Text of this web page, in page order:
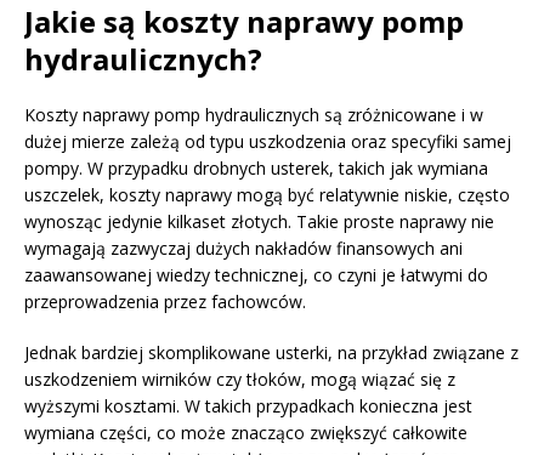
Jakie są koszty naprawy pomp
hydraulicznych?
Koszty naprawy pomp hydraulicznych są zróżnicowane i w
dużej mierze zależą od typu uszkodzenia oraz specyfiki samej
pompy. W przypadku drobnych usterek, takich jak wymiana
uszczelek, koszty naprawy mogą być relatywnie niskie, często
wynosząc jedynie kilkaset złotych. Takie proste naprawy nie
wymagają zazwyczaj dużych nakładów finansowych ani
zaawansowanej wiedzy technicznej, co czyni je łatwymi do
przeprowadzenia przez fachowców.
Jednak bardziej skomplikowane usterki, na przykład związane z
uszkodzeniem wirników czy tłoków, mogą wiązać się z
wyższymi kosztami. W takich przypadkach konieczna jest
wymiana części, co może znacząco zwiększyć całkowite